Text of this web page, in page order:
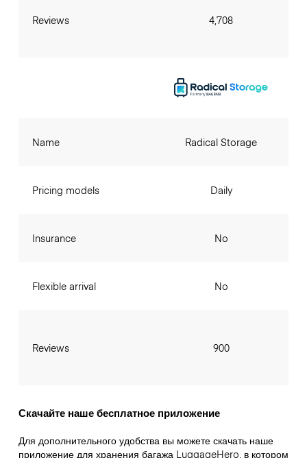
Reviews 4,708
Name
Pricing models
Insurance
Flexible arrival
Reviews
Radical Storage
Daily
No
No
900
Скачайте наше бесплатное приложение
Для дополнительного удобства вы можете скачать наше
приложение для хранения багажа LuggageHero, в котором